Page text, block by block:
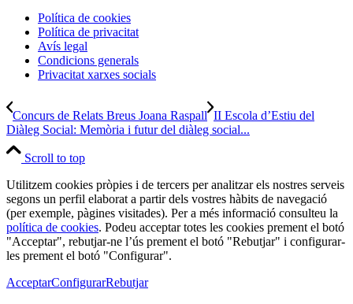
Política de cookies
Política de privacitat
Avís legal
Condicions generals
Privacitat xarxes socials
Concurs de Relats Breus Joana Raspall II Escola d’Estiu del
Diàleg Social: Memòria i futur del diàleg social...
Scroll to top
Utilitzem cookies pròpies i de tercers per analitzar els nostres serveis
segons un perfil elaborat a partir dels vostres hàbits de navegació
(per exemple, pàgines visitades). Per a més informació consulteu la
política de cookies. Podeu acceptar totes les cookies prement el botó
"Acceptar", rebutjar-ne l’ús prement el botó "Rebutjar" i configurar-
les prement el botó "Configurar".
AcceptarConfigurarRebutjar